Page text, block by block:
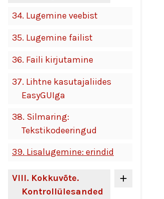
34. Lugemine veebist
35. Lugemine failist
36. Faili kirjutamine
37. Lihtne kasutajaliides
EasyGUIga
38. Silmaring:
Tekstikodeeringud
39. Lisalugemine: erindid
VIII. Kokkuvõte.
Kontrollülesanded